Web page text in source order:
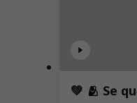
💚 🫂 Se